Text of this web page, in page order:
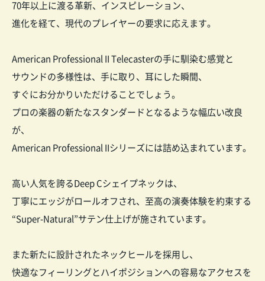
70年以上に渡る革新、インスピレーション、
進化を経て、現代のプレイヤーの要求に応えます。
American Professional II Telecasterの手に馴染む感覚と
サウンドの多様性は、手に取り、耳にした瞬間、
すぐにお分かりいただけることでしょう。
プロの楽器の新たなスタンダードとなるような幅広い改良
が、
American Professional IIシリーズには詰め込まれています。
高い人気を誇るDeep Cシェイプネックは、
丁寧にエッジがロールオフされ、至高の演奏体験を約束する
“Super-Natural”サテン仕上げが施されています。
また新たに設計されたネックヒールを採用し、
快適なフィーリングとハイポジションへの容易なアクセスを